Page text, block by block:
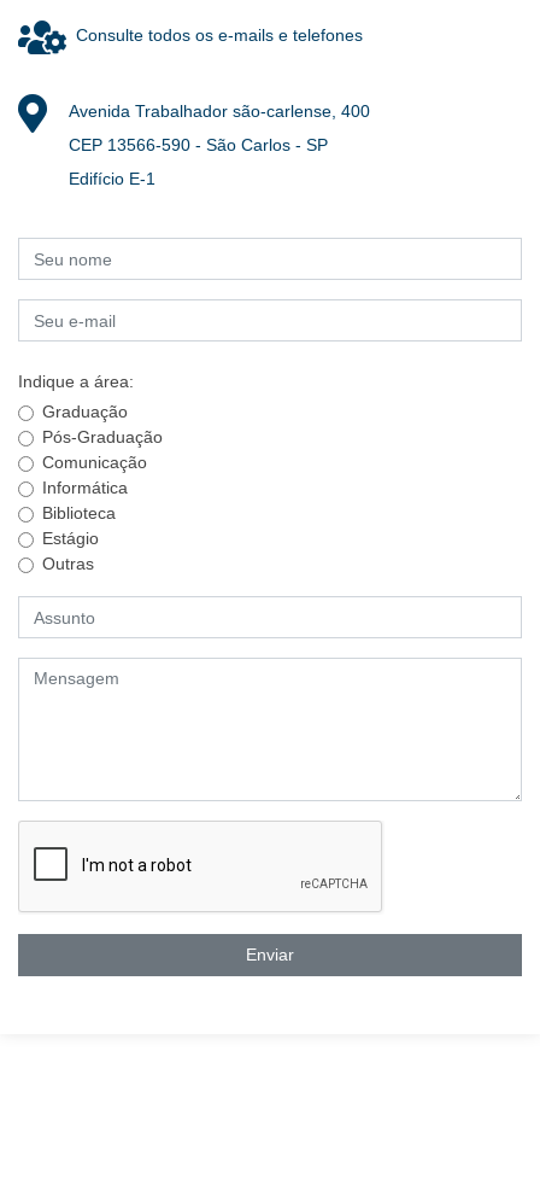
Consulte todos os e-mails e telefones
Avenida Trabalhador são-carlense, 400
CEP 13566-590 - São Carlos - SP
Edifício E-1
Indique a área:
Graduação
Pós-Graduação
Comunicação
Informática
Biblioteca
Estágio
Outras